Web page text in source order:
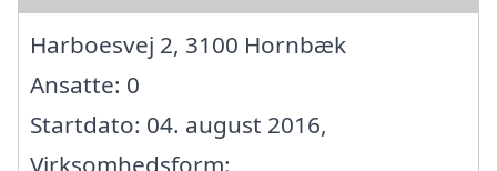
Harboesvej 2, 3100 Hornbæk
Ansatte: 0
Startdato: 04. august 2016,
Virksomhedsform: